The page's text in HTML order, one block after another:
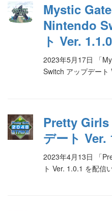
Mystic
Nintendo
ト Ver.
2023年5月17日 「
Switch アップデート
Pretty
デート Ver.
2023年4月13日 「
ト Ver. 1.0.1 を配信